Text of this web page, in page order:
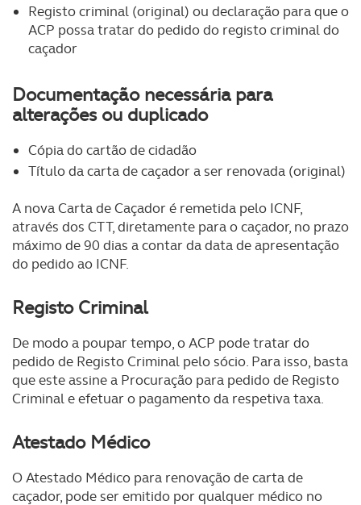
Registo criminal (original) ou declaração para que o
ACP possa tratar do pedido do registo criminal do
caçador
Documentação necessária para
alterações ou duplicado
Cópia do cartão de cidadão
Título da carta de caçador a ser renovada (original)
A nova Carta de Caçador é remetida pelo ICNF,
através dos CTT, diretamente para o caçador, no prazo
máximo de 90 dias a contar da data de apresentação
do pedido ao ICNF.
Registo Criminal
De modo a poupar tempo, o ACP pode tratar do
pedido de Registo Criminal pelo sócio. Para isso, basta
que este assine a Procuração para pedido de Registo
Criminal e efetuar o pagamento da respetiva taxa.
Atestado Médico
O Atestado Médico para renovação de carta de
caçador, pode ser emitido por qualquer médico no